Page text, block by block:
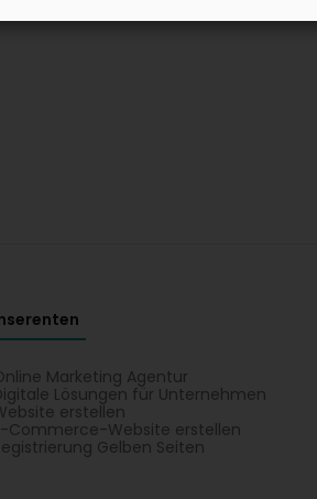
Marketing Agentur
Lösungen für Unternehmen
erstellen
Commerce-Website erstellen
Gelben Seiten